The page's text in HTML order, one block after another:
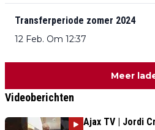
Transferperiode zomer 2024
12 Feb. Om 12:37
Meer
Videoberichten
Ajax TV | Jordi